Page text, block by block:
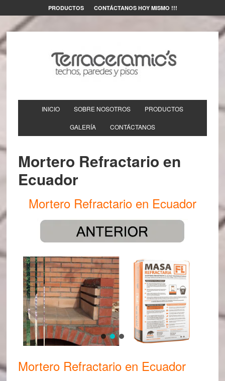
PRODUCTOS CONTÁCTANOS HOY MISMO !!!
INICIO SOBRE NOSOTROS PRODUCTOS
GALERÍA CONTÁCTANOS
Mortero Refractario en
Ecuador
Mortero Refractario en Ecuador
Mortero Refractario en Ecuador